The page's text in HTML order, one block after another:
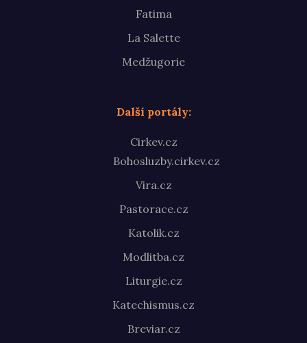
Fatima
La Salette
Medžugorie
Další portály:
Cirkev.cz
Bohosluzby.cirkev.cz
Vira.cz
Pastorace.cz
Katolik.cz
Modlitba.cz
Liturgie.cz
Katechismus.cz
Breviar.cz